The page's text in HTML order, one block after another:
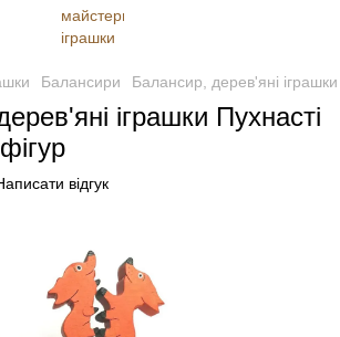
Балансири Балансир, дерев'яні
іграшки Пухнасті
відгук